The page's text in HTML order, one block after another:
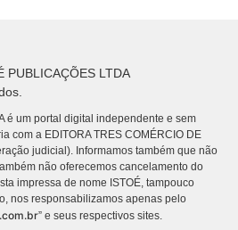
LTDA
é um portal digital independente e sem
com a EDITORA TRES COMÉRCIO DE
judicial). Informamos também que não
não oferecemos cancelamento do
impressa de nome ISTOÉ, tampouco
nos responsabilizamos apenas pelo
” e seus respectivos sites.